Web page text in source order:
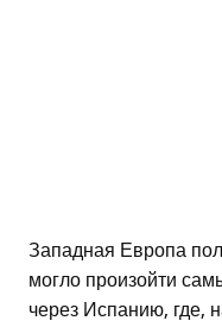
Западная Европа
могло произойти
через Испанию, где,